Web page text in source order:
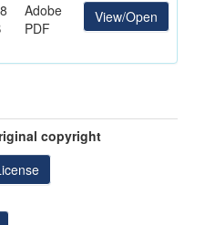
Adobe
PDF
View/Open
copyright